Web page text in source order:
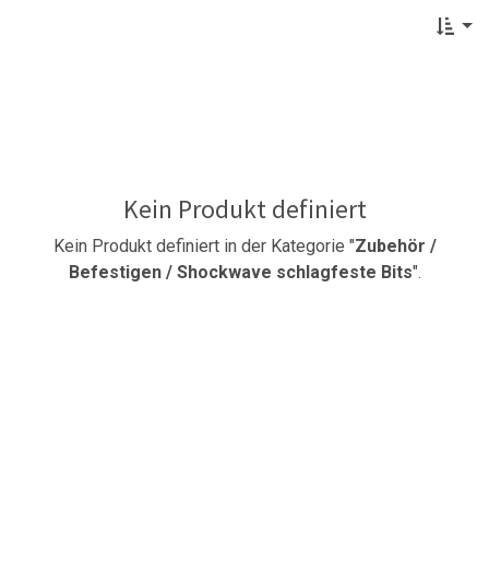
Kein Produkt definiert
Kein Produkt definiert in der Kategorie "Zubehör /
Befestigen / Shockwave schlagfeste Bits".